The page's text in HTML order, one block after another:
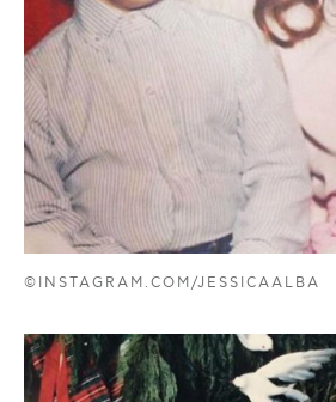
©INSTAGRAM.COM/JESSICAALBA